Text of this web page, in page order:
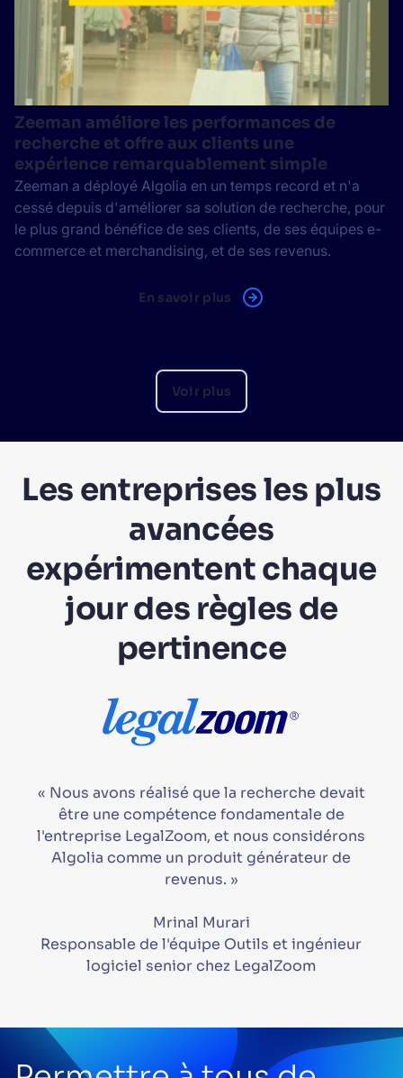
Zeeman améliore les performances de
recherche et offre aux clients une
expérience remarquablement simple
Zeeman a déployé Algolia en un temps record et n'a
cessé depuis d'améliorer sa solution de recherche, pour
le plus grand bénéfice de ses clients, de ses équipes e-
commerce et merchandising, et de ses revenus.
En savoir plus
Voir plus
Les entreprises les plus
avancées
expérimentent chaque
jour des règles de
pertinence
« Nous avons réalisé que la recherche devait
être une compétence fondamentale de
l'entreprise LegalZoom, et nous considérons
Algolia comme un produit générateur de
revenus. »
Mrinal Murari
Responsable de l'équipe Outils et ingénieur
logiciel senior chez LegalZoom